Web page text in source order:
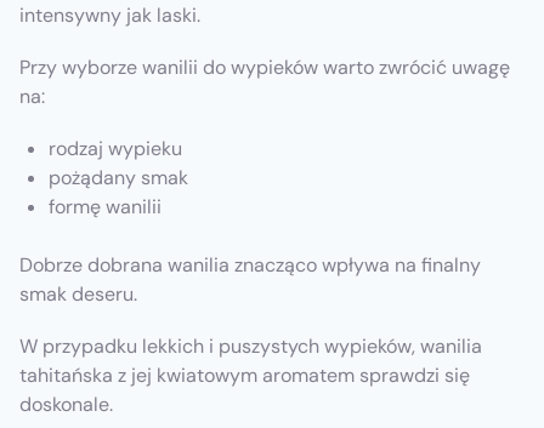
intensywny jak laski.
Przy wyborze wanilii do wypieków warto zwrócić uwagę
na:
rodzaj wypieku
pożądany smak
formę wanilii
Dobrze dobrana wanilia znacząco wpływa na finalny
smak deseru.
W przypadku lekkich i puszystych wypieków, wanilia
tahitańska z jej kwiatowym aromatem sprawdzi się
doskonale.